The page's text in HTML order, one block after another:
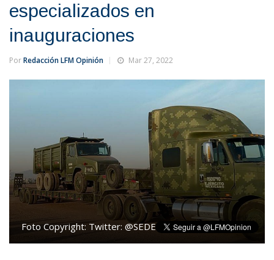
especializados en
inauguraciones
PorRedacción LFM Opinión Mar 27, 2022
Foto Copyright: Twitter: @SEDENAmx